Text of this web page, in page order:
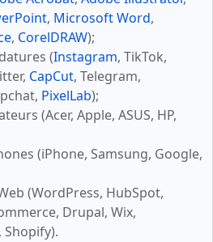
, Microsoft Word,
, CorelDRAW);
(Instagram, TikTok,
CapCut, Telegram,
PixelLab);
(Acer, Apple, ASUS, HP,
(iPhone, Samsung, Google,
(WordPress, HubSpot,
Drupal, Wix,
Shopify).